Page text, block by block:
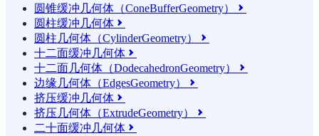
圆锥缓冲几何体（ConeBufferGeometry） 
圆柱缓冲几何体 
圆柱几何体（CylinderGeometry） 
十二面缓冲几何体 
十二面几何体（DodecahedronGeometry） 
边缘几何体（EdgesGeometry） 
挤压缓冲几何体 
挤压几何体（ExtrudeGeometry） 
二十面缓冲几何体 